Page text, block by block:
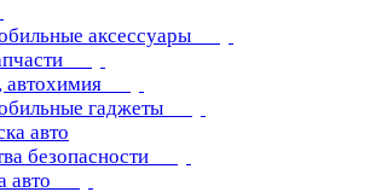
аксессуары
автохимия
гаджеты
авто
безопасности
авто